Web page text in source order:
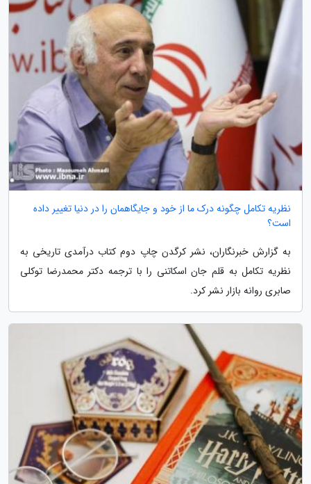
نظریه تکامل چگونه درک ما از خود و جایگاهمان را در دنیا تغییر داده
است؟
به گزارش خبرنگاران، نشر کرگدن چاپ دوم کتاب درآمدی تاریخی به
نظریه تکامل به قلم جان اسکاتنی را با ترجمه دکتر محمدرضا توکلی
صابری روانه بازار نشر کرد.